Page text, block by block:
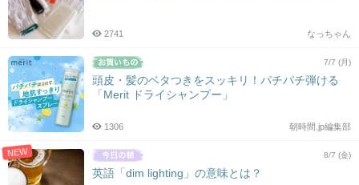
なっちゃん
2741
7/7 (月)
頭皮・髪のベタつきをスッキリ！パチパチ弾ける
「Merit ドライシャンプー」
朝時間.jp編集部
1306
NEW 8/7 (金)
英語「dim lighting」の意味とは？